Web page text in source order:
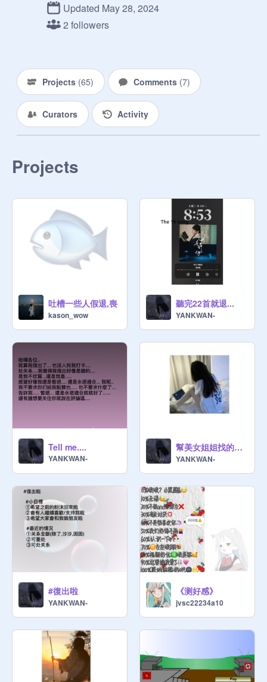
Updated May 28, 2024
2 followers
Projects (65) Comments (7)
Curators Activity
Projects
吐槽一些人假退,喪
kason_wow
聽完22首就退...
YANKWAN-
Tell me....
YANKWAN-
幫美女姐姐找的一些頭像(都可拿)
YANKWAN-
#復出啦
YANKWAN-
《测好感》
jvsc22234a10